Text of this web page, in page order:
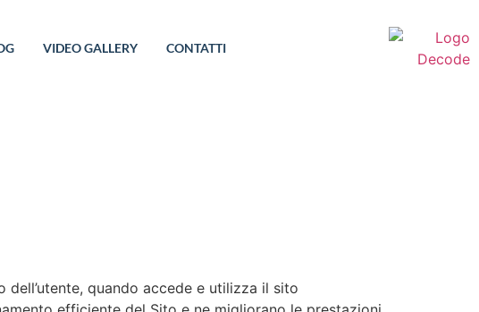
VIDEO GALLERY CONTATTI
quando accede e utilizza il sito